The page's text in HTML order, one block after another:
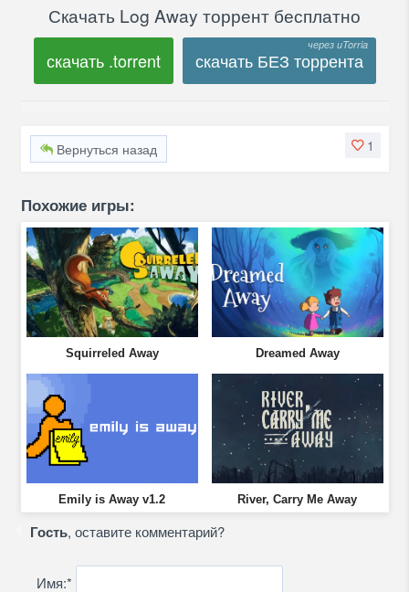
Скачать Log Away торрент бесплатно
скачать .torrent скачать БЕЗ торрента
1
Вернуться назад
Похожие игры:
Squirreled Away Dreamed Away
Emily is Away v1.2 River, Carry Me Away
Гость, оставите комментарий?
Имя:*